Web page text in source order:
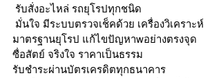
รับสั่งอะไหล่ รถยุโรปทุกชนิด
มาตรฐานยุโรป แก้ไขปัญหาwอย่างตรงจุด
ซื่อสัตย์ จริงใจ ราคาเป็นธรรม
รับชำระผ่านบัตรเครดิตทุกธนาคาร